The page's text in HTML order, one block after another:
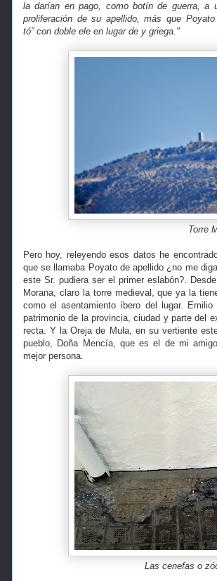
la darían en pago, como botín de guerra, a
proliferación de su apellido, más que
tó” con doble ele en lugar de y griega."
Torre
Pero hoy, releyendo esos datos he
que se llamaba Poyato de apellido ¿no me
este Sr. pudiera ser el primer eslabón?.
Morana, claro la torre medieval, que ya la
como el asentamiento íbero del lugar.
patrimonio de la provincia, ciudad y parte del
recta. Y la Oreja de Mula, en su vertiente
pueblo, Doña Mencía, que es el de mi
mejor persona.
Las cenefas o